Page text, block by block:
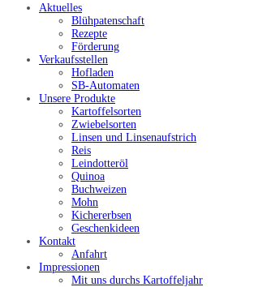
Aktuelles
Blühpatenschaft
Rezepte
Förderung
Verkaufsstellen
Hofladen
SB-Automaten
Unsere Produkte
Kartoffelsorten
Zwiebelsorten
Linsen und Linsenaufstrich
Reis
Leindotteröl
Quinoa
Buchweizen
Mohn
Kichererbsen
Geschenkideen
Kontakt
Anfahrt
Impressionen
Mit uns durchs Kartoffeljahr